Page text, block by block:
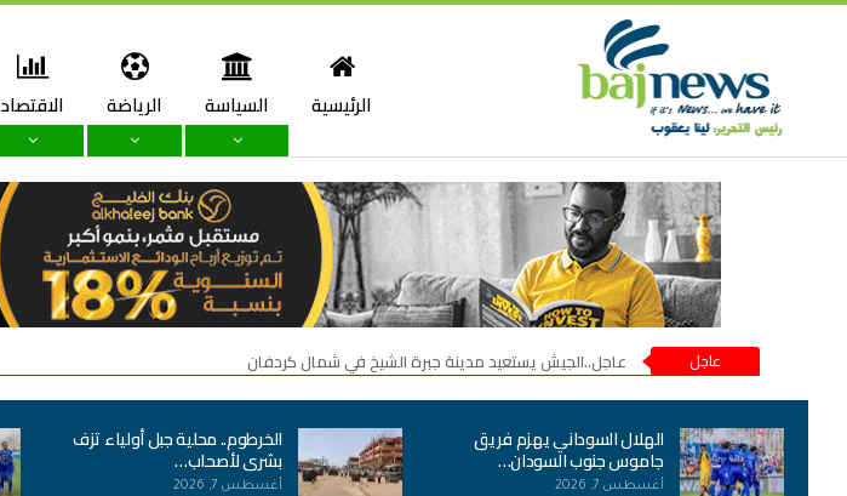
الرئيسية السياسة الرياضة الاقتصاد
عاجل عاجل..الجيش يستعيد مدينة جبرة الشيخ في شمال كردفان
الهلال السوداني يهزم فريق
جاموس جنوب السودان…
أغسطس 7, 2026
الخرطوم.. محلية جبل أولياء تزف
بشرى لأصحاب…
أغسطس 7, 2026